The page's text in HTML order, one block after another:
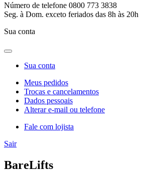
Número de telefone 0800 773 3838
Seg. à Dom. exceto feriados das 8h às 20h
Sua conta
Sua conta
Meus pedidos
Trocas e cancelamentos
Dados pessoais
Alterar e-mail ou telefone
Fale com lojista
Sair
BareLifts